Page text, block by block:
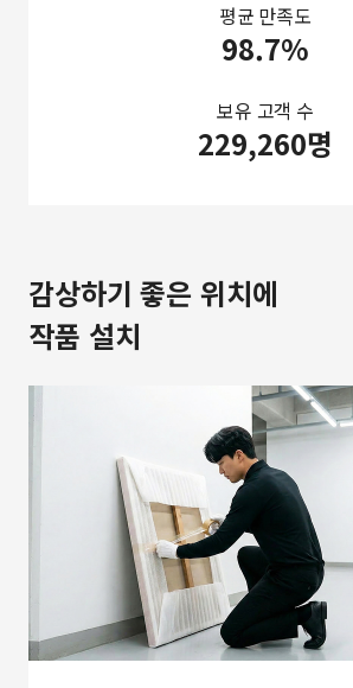
평균 만족도
98.7%
보유 고객 수
229,260명
감상하기 좋은 위치에
작품 설치